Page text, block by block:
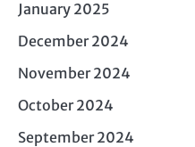
January 2025
December 2024
November 2024
October 2024
September 2024